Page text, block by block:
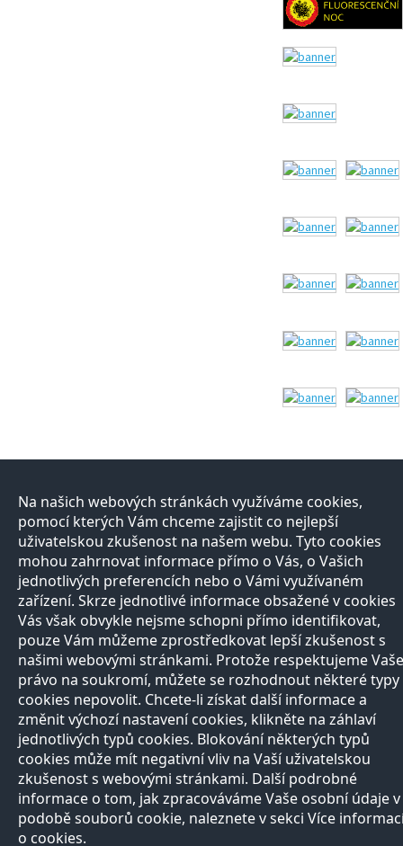
Přírodovědci
O projektu
Naši partneři
Razítková
samoobsluha
Autoři
Vědci
Zeptejte se
přírodovědců
FAQ
Výhody registrace
Učitelé
Registrace
Nabídka služeb
E-shop
Registrace
Otevírací doba
Vše o nákupu
Reklamační řád
Kontakt
Všechny
kontakty
média
Copyright © 2013, Prirodovedci.cz jsou komunikačním projektemPřírodovědecké
fakulty
UK v Praze. Vytvořilo Andweb s.r.o. Mapa stránek
Na našich webových stránkách využíváme cookies,
pomocí kterých Vám chceme zajistit co nejlepší
uživatelskou zkušenost na našem webu. Tyto cookies
mohou zahrnovat informace přímo o Vás, o Vašich
jednotlivých preferencích nebo o Vámi využívaném
zařízení. Skrze jednotlivé informace obsažené v cookies
Vás však obvykle nejsme schopni přímo identifikovat,
pouze Vám můžeme zprostředkovat lepší zkušenost s
našimi webovými stránkami. Protože respektujeme Vaše
právo na soukromí, můžete se rozhodnout některé typy
cookies nepovolit. Chcete-li získat další informace a
změnit výchozí nastavení cookies, klikněte na záhlaví
jednotlivých typů cookies. Blokování některých typů
cookies může mít negativní vliv na Vaší uživatelskou
zkušenost s webovými stránkami. Další podrobné
informace o tom, jak zpracováváme Vaše osobní údaje v
podobě souborů cookie, naleznete v sekci Více
o cookies.